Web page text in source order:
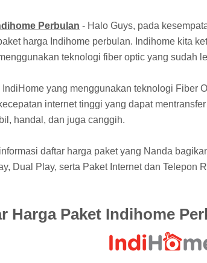
Perbulan - Halo Guys, pada
harga Indihome perbulan. Indihome kita
teknologi fiber optic yang sudah
IndiHome yang menggunakan teknologi Fiber
internet tinggi yang dapat
handal, dan juga canggih.
daftar harga paket yang Nanda
Dual Play, serta Paket Internet dan Telepon
Harga Paket Indihome